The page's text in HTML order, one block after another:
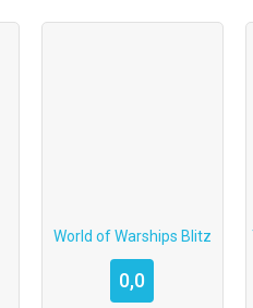
World of Warships Blitz
0,0